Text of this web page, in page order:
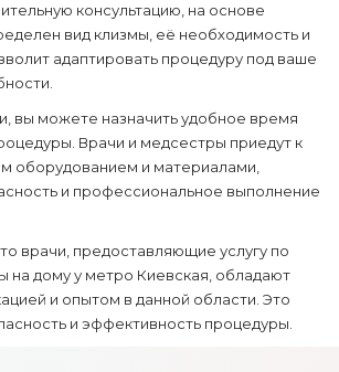
консультацию, на основе
вид клизмы, её необходимость и
адаптировать процедуру под ваше
вы можете назначить удобное время
Врачи и медсестры приедут к
оборудованием и материалами,
и профессиональное выполнение
врачи, предоставляющие услугу по
на дому у метро Киевская, обладают
и опытом в данной области. Это
и эффективность процедуры.